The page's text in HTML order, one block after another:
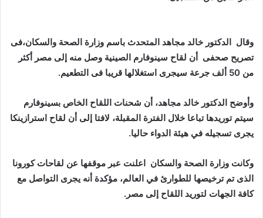
وقال الدكتور خالد مجاهد المتحدث باسم وزارة الصحة والسكان،فى
تصريح صحفى أن لقاح سينوفارم الصينية وصل منه إلى مصر أكثر
من 50 ألف جرعة سيجرى استغلالها قريبا فى التطعيم.
وأوضح الدكتور خالد مجاهد، أن شحنات اللقاح الخاص بسينوفارم
سيتم توريدها تباعا خلال الفترة المقبلة، لافتا إلى أن لقاح استرازينكا
يجرى تسجيله في هيئة الدواء حاليا.
وكانت وزارة الصحة والسكان اعلنت عبر موقفها عن لقاحات كورونا
الذى تم ترخيصها للطوارئ في العالم، مؤكدة أنه يجرى التواصل مع
كافة الجهات لتوريد اللقاح إلى مصر.